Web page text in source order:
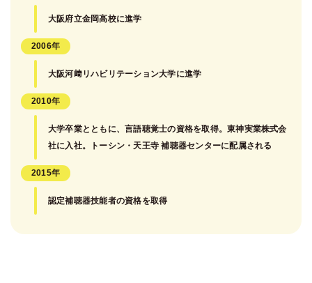
大阪府立金岡高校に進学
2006年
大阪河﨑リハビリテーション大学に進学
2010年
大学卒業とともに、言語聴覚士の資格を取得。東神実業株式会
社に入社。トーシン・天王寺 補聴器センターに配属される
2015年
認定補聴器技能者の資格を取得